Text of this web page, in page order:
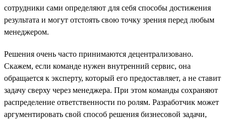
сотрудники сами определяют для себя способы достижения
результата и могут отстоять свою точку зрения перед любым
менеджером.
Решения очень часто принимаются децентрализовано.
Скажем, если команде нужен внутренний сервис, она
обращается к эксперту, который его предоставляет, а не ставит
задачу сверху через менеджера. При этом команды сохраняют
распределение ответственности по ролям. Разработчик может
аргументировать свой способ решения бизнесовой задачи,